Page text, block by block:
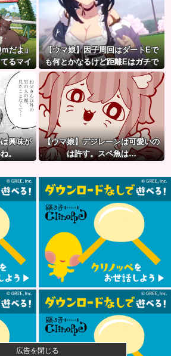
だよ」
るマイ
【ウマ娘】因子周回はダートEで
も何とかなるけど距離Eはガチで
無理ゲー
興味が
。
【ウマ娘】デジレーンは可愛いの
は許す。スペ魚は…
広告を閉じる